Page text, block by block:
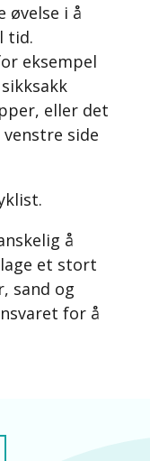
øvelse i å
tid.
eksempel
eller det
side
å
et stort
sand og
for å